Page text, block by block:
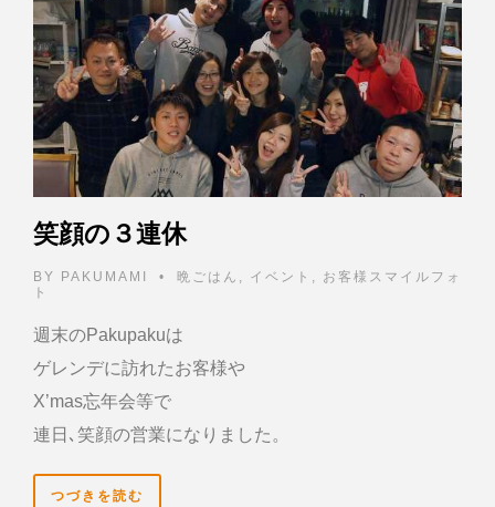
笑顔の３連休
BY PAKUMAMI • 晩ごはん イベント
お客様スマイルフォ
ト
週末のPakupakuは
ゲレンデに訪れたお客様や
X’mas忘年会等で
連日､笑顔の営業になりました。
つづきを読む